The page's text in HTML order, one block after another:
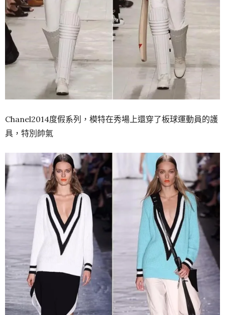
Chanel2014度假系列，模特在秀場上還穿了板球運動員的護
具，特別帥氣